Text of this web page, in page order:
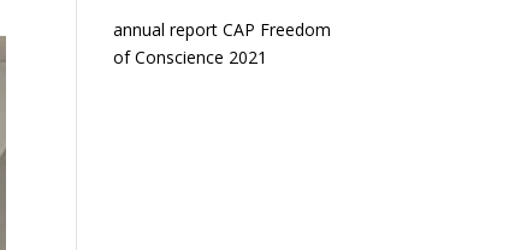
annual report CAP Freedom
of Conscience 2021